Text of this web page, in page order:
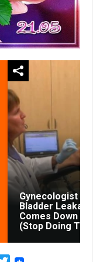
Gynecologist in
Bladder
Comes Down to
(Stop Doing